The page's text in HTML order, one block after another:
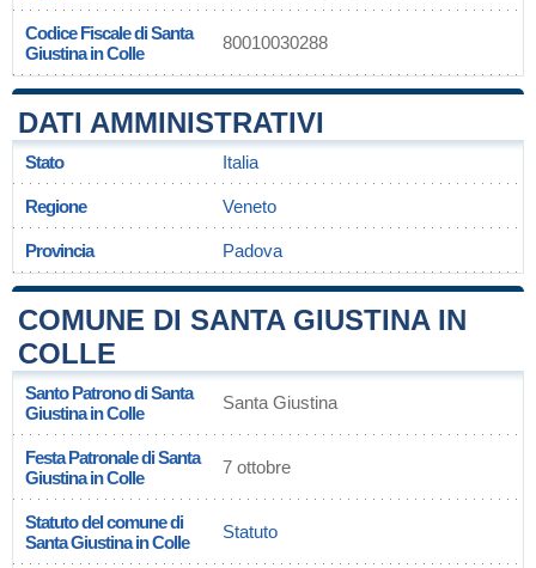
Codice Fiscale di Santa
Giustina in Colle
80010030288
DATI AMMINISTRATIVI
Stato Italia
Regione Veneto
Provincia Padova
COMUNE DI SANTA GIUSTINA IN
COLLE
Santo Patrono di Santa
Giustina in Colle
Santa Giustina
Festa Patronale di Santa
Giustina in Colle
7 ottobre
Statuto del comune di
Santa Giustina in Colle
Statuto